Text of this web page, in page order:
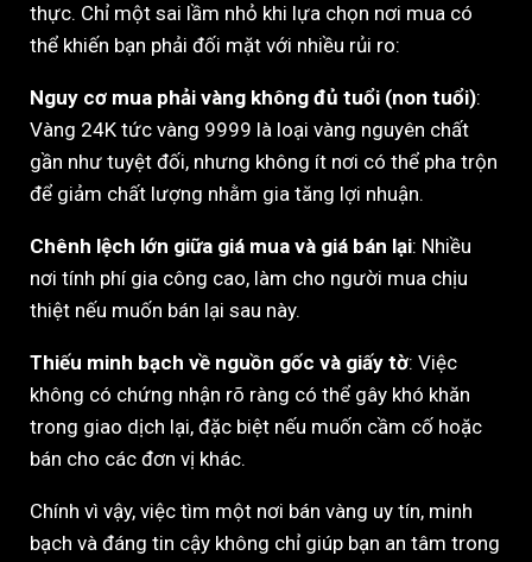
thực. Chỉ một sai lầm nhỏ khi lựa chọn nơi mua có
thể khiến bạn phải đối mặt với nhiều rủi ro:
Nguy cơ mua phải vàng không đủ tuổi (non tuổi):
Vàng 24K tức vàng 9999 là loại vàng nguyên chất
gần như tuyệt đối, nhưng không ít nơi có thể pha trộn
để giảm chất lượng nhằm gia tăng lợi nhuận.
Chênh lệch lớn giữa giá mua và giá bán lại: Nhiều
nơi tính phí gia công cao, làm cho người mua chịu
thiệt nếu muốn bán lại sau này.
Thiếu minh bạch về nguồn gốc và giấy tờ: Việc
không có chứng nhận rõ ràng có thể gây khó khăn
trong giao dịch lại, đặc biệt nếu muốn cầm cố hoặc
bán cho các đơn vị khác.
Chính vì vậy, việc tìm một nơi bán vàng uy tín, minh
bạch và đáng tin cậy không chỉ giúp bạn an tâm trong